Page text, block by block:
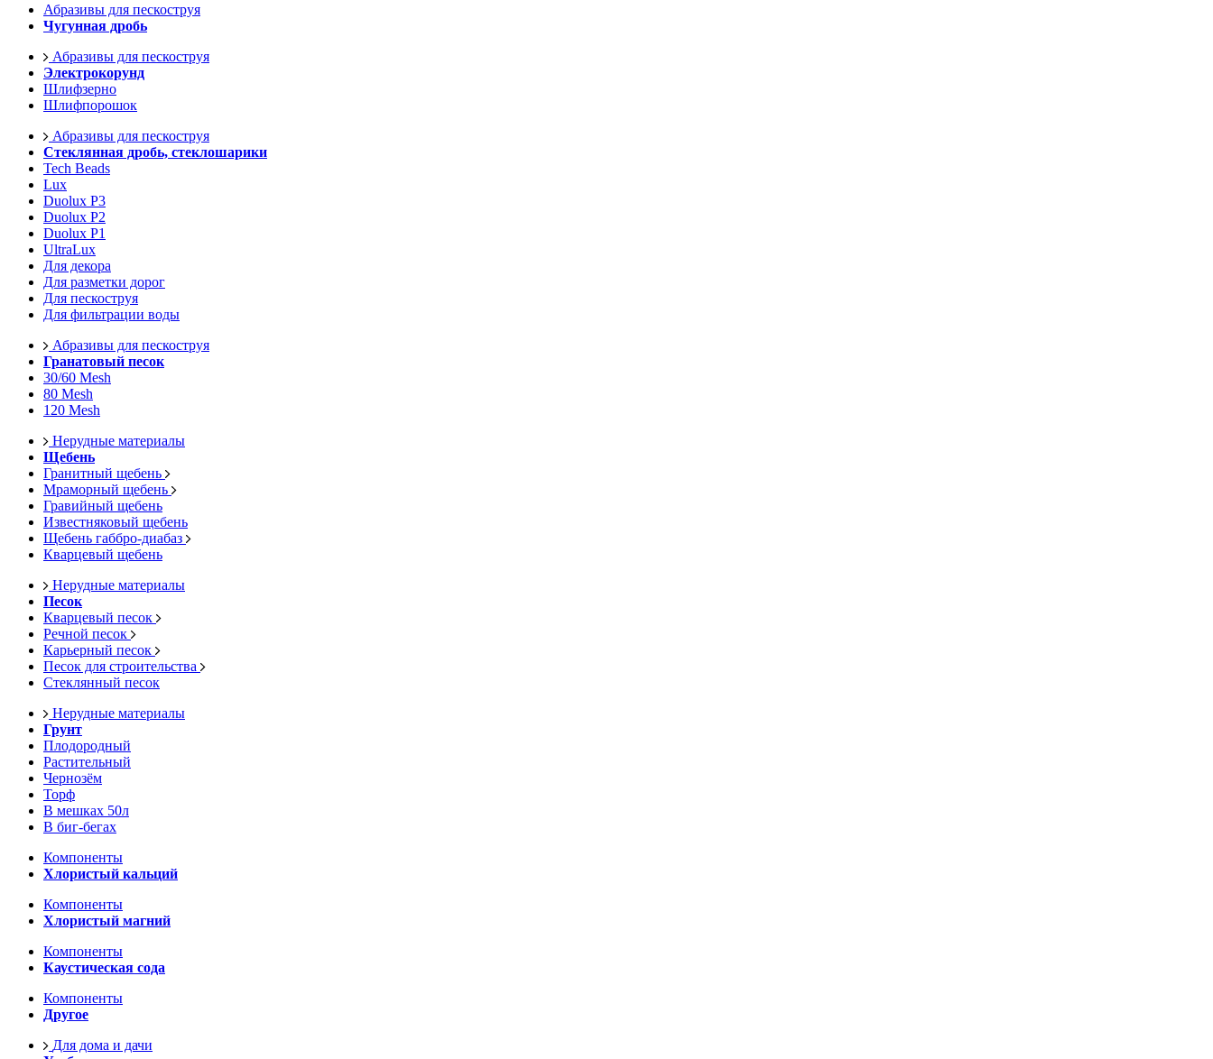
Абразивы для пескоструя
Чугунная дробь
Абразивы для пескоструя
Электрокорунд
Шлифзерно
Шлифпорошок
Абразивы для пескоструя
Стеклянная дробь, стеклошарики
Tech Beads
Lux
Duolux P3
Duolux P2
Duolux P1
UltraLux
Для декора
Для разметки дорог
Для пескоструя
Для фильтрации воды
Абразивы для пескоструя
Гранатовый песок
30/60 Mesh
80 Mesh
120 Mesh
Нерудные материалы
Щебень
Гранитный щебень
Мраморный щебень
Гравийный щебень
Известняковый щебень
Щебень габбро-диабаз
Кварцевый щебень
Нерудные материалы
Песок
Кварцевый песок
Речной песок
Карьерный песок
Песок для строительства
Стеклянный песок
Нерудные материалы
Грунт
Плодородный
Растительный
Чернозём
Торф
В мешках 50л
В биг-бегах
Компоненты
Хлористый кальций
Компоненты
Хлористый магний
Компоненты
Каустическая сода
Компоненты
Другое
Для дома и дачи